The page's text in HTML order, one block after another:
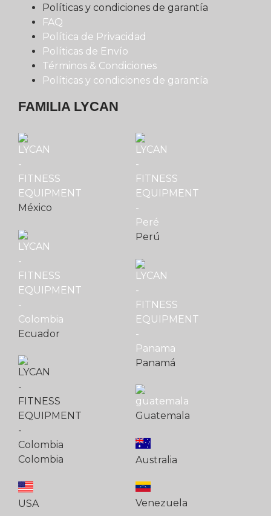
Políticas y condiciones de garantía
FAQ
Política de Privacidad
Políticas de Envío
Términos & Condiciones
Políticas y condiciones de garantía
FAMILIA LYCAN
México
Ecuador
Colombia
USA
Perú
Panamá
Guatemala
Australia
Venezuela